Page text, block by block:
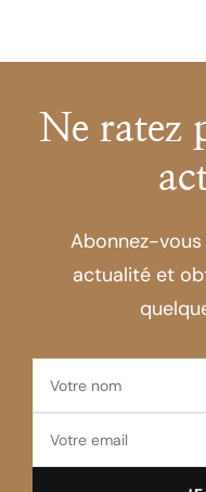
Ne ratez
Abonnez-
actualité et